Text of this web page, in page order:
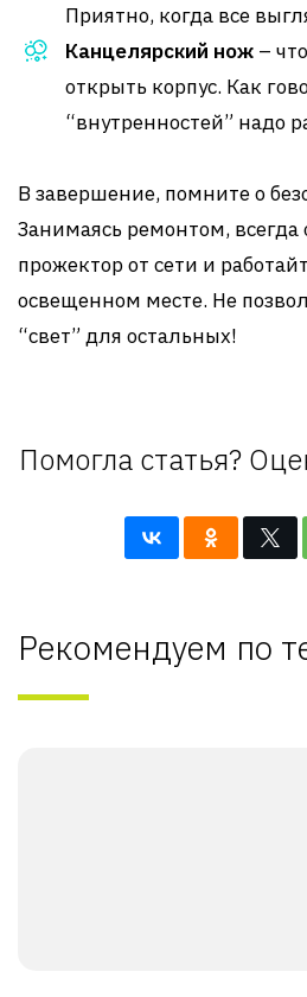
Приятно, когда все
Канцелярский нож –
открыть корпус. Как
“внутренностей” надо
В завершение, помните о
Занимаясь ремонтом,
прожектор от сети и
освещенном месте. Не
“свет” для остальных!
Помогла статья?
Рекомендуем по